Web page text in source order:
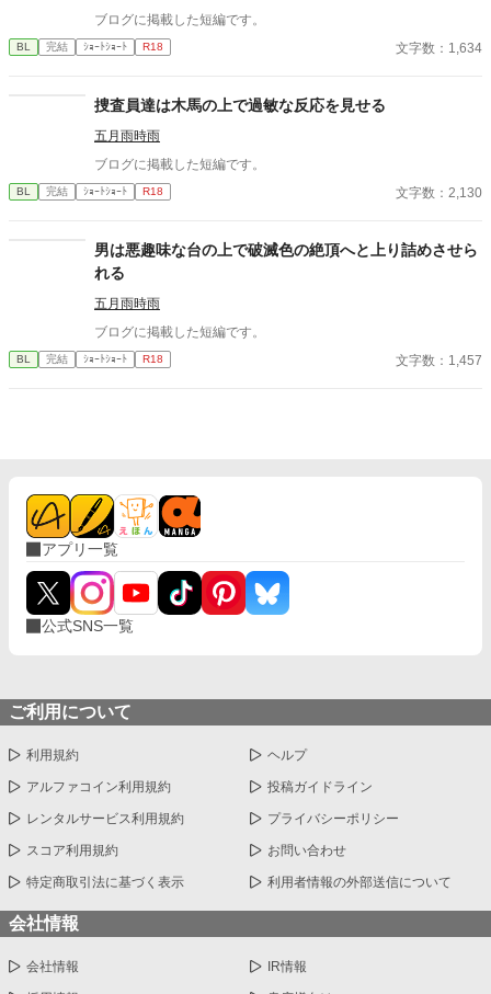
ブログに掲載した短編です。
BL 完結 ｼｮｰﾄｼｮｰﾄ R18 文字数：1,634
捜査員達は木馬の上で過敏な反応を見せる
五月雨時雨
ブログに掲載した短編です。
BL 完結 ｼｮｰﾄｼｮｰﾄ R18 文字数：2,130
男は悪趣味な台の上で破滅色の絶頂へと上り詰めさせら
れる
五月雨時雨
ブログに掲載した短編です。
BL 完結 ｼｮｰﾄｼｮｰﾄ R18 文字数：1,457
アプリ一覧
公式SNS一覧
ご利用について
利用規約 ヘルプ
アルファコイン利用規約 投稿ガイドライン
レンタルサービス利用規約 プライバシーポリシー
スコア利用規約 お問い合わせ
特定商取引法に基づく表示 利用者情報の外部送信について
会社情報
会社情報 IR情報